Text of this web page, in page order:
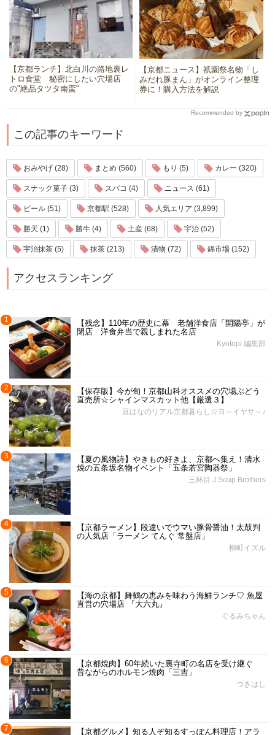
【京都ランチ】北白川の路地裏レ
トロ食堂 秘密にしたい穴場店
の"絶品タツタ南蛮"
【京都ニュース】祇園祭名物「し
みだれ豚まん」がオンライン整理
券に！購入方法を解説
Recommended by
この記事のキーワード
おみやげ (28) まとめ (560) もり (5) カレー (320)
スナック菓子 (3) スバコ (4) ニュース (61)
ビール (51) 京都駅 (528) 人気エリア (3,899)
勝天 (1) 勝牛 (4) 土産 (68) 宇治 (52)
宇治抹茶 (5) 抹茶 (213) 漬物 (72) 錦市場 (152)
アクセスランキング
1
【残念】110年の歴史に幕 老舗洋食店「開陽亭」が
閉店 洋食弁当で親しまれた名店
Kyotopi 編集部
2
【保存版】今が旬！京都山科オススメの穴場ぶどう
直売所☆シャインマスカット他【厳選３】
豆はなのリアル京都暮らし☆ヨ～イヤサ～♪
3
【夏の風物詩】やきもの好きよ、京都へ集え！清水
焼の五条坂名物イベント「五条若宮陶器祭」
三杯目 J Soup Brothers
4
【京都ラーメン】段違いでウマい豚骨醤油！太鼓判
の人気店「ラーメン てんぐ 常盤店」
柳町イズル
5
【海の京都】舞鶴の恵みを味わう海鮮ランチ♡ 魚屋
直営の穴場店 『大六丸』
ぐるみちゃん
6
【京都焼肉】60年続いた裏寺町の名店を受け継ぐ
昔ながらのホルモン焼肉「三吉」
つきはし
7
【京都グルメ】知る人ぞ知るすっぽん料理店！アラ